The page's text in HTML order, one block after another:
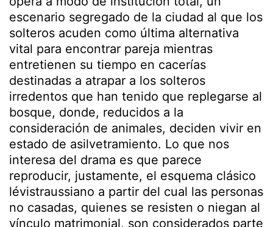
escenario segregado de la ciudad al que los
solteros acuden como última alternativa
vital para encontrar pareja mientras
entretienen su tiempo en cacerías
destinadas a atrapar a los solteros
irredentos que han tenido que replegarse al
bosque, donde, reducidos a la
consideración de animales, deciden vivir en
estado de asilvetramiento. Lo que nos
interesa del drama es que parece
reproducir, justamente, el esquema clásico
lévistraussiano a partir del cual las personas
no casadas, quienes se resisten o niegan al
vínculo matrimonial, son considerados parte